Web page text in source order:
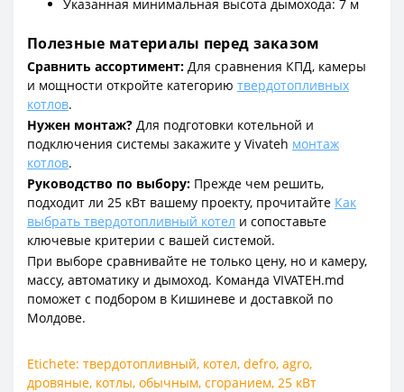
Указанная минимальная высота дымохода: 7 м
Полезные материалы перед заказом
Сравнить ассортимент: Для сравнения КПД, камеры
и мощности откройте категорию твердотопливных
котлов.
Нужен монтаж? Для подготовки котельной и
подключения системы закажите у Vivateh монтаж
котлов.
Руководство по выбору: Прежде чем решить,
подходит ли 25 кВт вашему проекту, прочитайте Как
выбрать твердотопливный котел и сопоставьте
ключевые критерии с вашей системой.
При выборе сравнивайте не только цену, но и камеру,
массу, автоматику и дымоход. Команда VIVATEH.md
поможет с подбором в Кишиневе и доставкой по
Молдове.
Etichete: твердотопливный, котел, defro, agro,
дровяные, котлы, обычным, сгоранием, 25 кВт